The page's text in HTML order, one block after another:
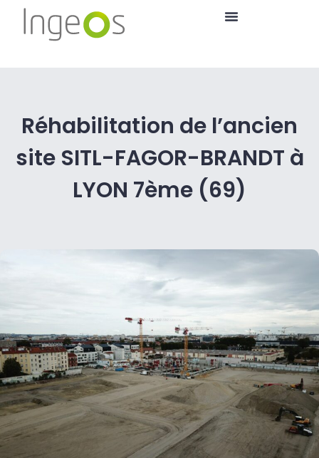
Réhabilitation de l’ancien
site SITL-FAGOR-BRANDT à
LYON 7ème (69)